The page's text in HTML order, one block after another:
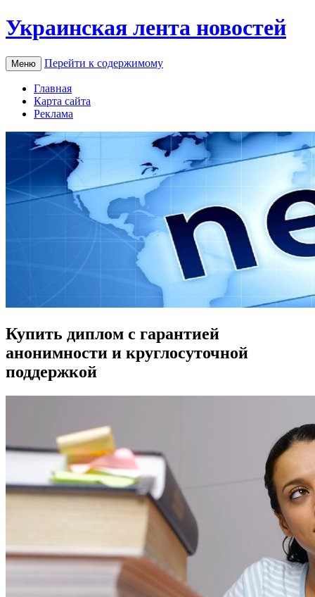
Украинская лента новостей
Меню Перейти к содержимому
Главная
Карта сайта
Реклама
Купить диплом с гарантией
анонимности и круглосуточной
поддержкой